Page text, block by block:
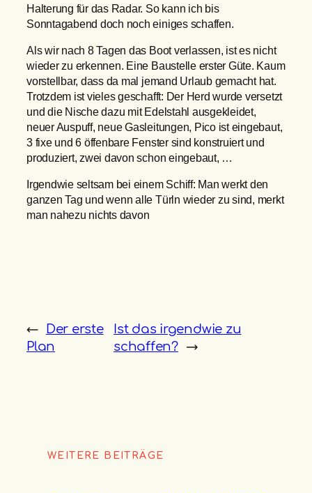
Halterung für das Radar. So kann ich bis
Sonntagabend doch noch einiges schaffen.
Als wir nach 8 Tagen das Boot verlassen, ist es nicht
wieder zu erkennen. Eine Baustelle erster Güte. Kaum
vorstellbar, dass da mal jemand Urlaub gemacht hat.
Trotzdem ist vieles geschafft: Der Herd wurde versetzt
und die Nische dazu mit Edelstahl ausgekleidet,
neuer Auspuff, neue Gasleitungen, Pico ist eingebaut,
3 fixe und 6 öffenbare Fenster sind konstruiert und
produziert, zwei davon schon eingebaut, …
Irgendwie seltsam bei einem Schiff: Man werkt den
ganzen Tag und wenn alle Türln wieder zu sind, merkt
man nahezu nichts davon
←
Der erste
Plan
Ist das irgendwie zu
schaffen? →
WEITERE BEITRÄGE